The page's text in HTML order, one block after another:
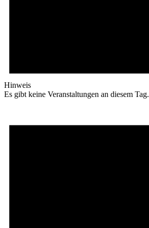
Hinweis
Es gibt keine Veranstaltungen an diesem Tag.